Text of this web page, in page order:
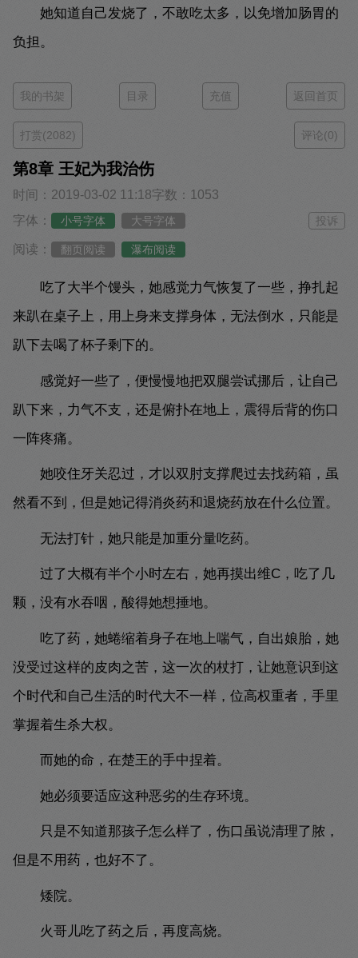
她知道自己发烧了，不敢吃太多，以免增加肠胃的
负担。
我的书架 目录 充值 返回首页
打赏(2082) 评论(0)
第8章 王妃为我治伤
时间：2019-03-02 11:18字数：1053
字体：
小号字体 大号字体 投诉
阅读： 翻页阅读 瀑布阅读
吃了大半个馒头，她感觉力气恢复了一些，挣扎起
来趴在桌子上，用上身来支撑身体，无法倒水，只能是
趴下去喝了杯子剩下的。
感觉好一些了，便慢慢地把双腿尝试挪后，让自己
趴下来，力气不支，还是俯扑在地上，震得后背的伤口
一阵疼痛。
她咬住牙关忍过，才以双肘支撑爬过去找药箱，虽
然看不到，但是她记得消炎药和退烧药放在什么位置。
无法打针，她只能是加重分量吃药。
过了大概有半个小时左右，她再摸出维C，吃了几
颗，没有水吞咽，酸得她想捶地。
吃了药，她蜷缩着身子在地上喘气，自出娘胎，她
没受过这样的皮肉之苦，这一次的杖打，让她意识到这
个时代和自己生活的时代大不一样，位高权重者，手里
掌握着生杀大权。
而她的命，在楚王的手中捏着。
她必须要适应这种恶劣的生存环境。
只是不知道那孩子怎么样了，伤口虽说清理了脓，
但是不用药，也好不了。
矮院。
火哥儿吃了药之后，再度高烧。